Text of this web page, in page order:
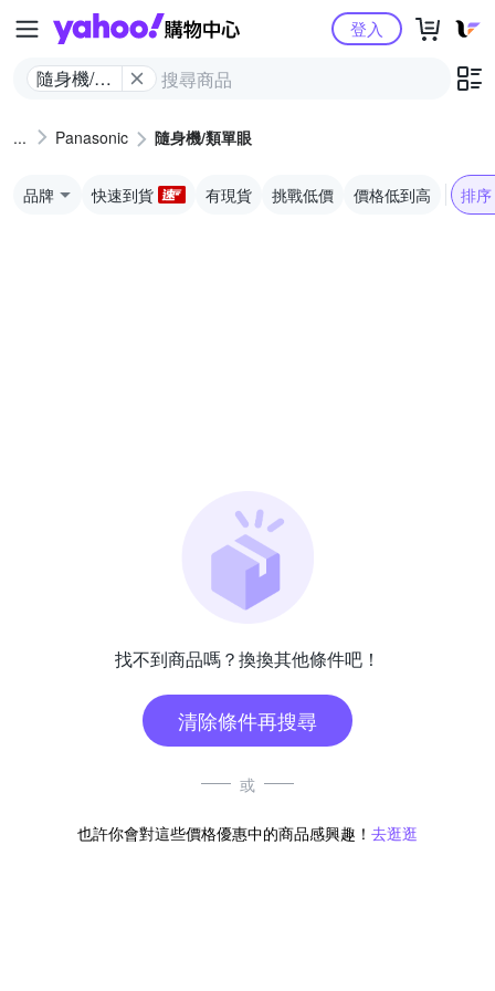
Yahoo購物中心
隨身機/類
登入
Panasonic 隨身機/類單眼
品牌 快速到貨 有現貨 挑戰低價 價格低到高 排序
找不到商品嗎？換換其他條件吧！
清除條件再搜尋
或
也許你會對這些價格優惠中的商品感興趣！ 去逛逛